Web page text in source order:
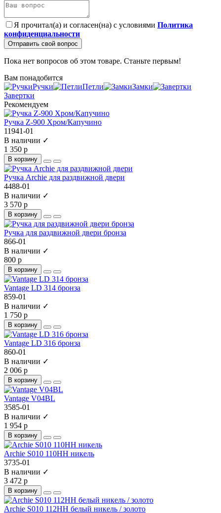
Я прочитал(а) и согласен(на) с условиями Политика
конфиденциальности
Отправить свой вопрос
Пока нет вопросов об этом товаре. Станьте первым!
Вам понадобится
Ручки
Петли
Замки
Завертки
Рекомендуем
Ручка Z-900 Хром/Капучино
11941-01
В наличии ✓
1 350 р
В корзину
Ручка Archie для раздвижной двери
4488-01
В наличии ✓
3 570 р
В корзину
Ручка для раздвижной двери бронза
866-01
В наличии ✓
800 р
В корзину
Vantage LD 314 бронза
859-01
В наличии ✓
1 750 р
В корзину
Vantage LD 316 бронза
860-01
В наличии ✓
2 006 р
В корзину
Vantage V04BL
3585-01
В наличии ✓
1 954 р
В корзину
Archie S010 110HH никель
3735-01
В наличии ✓
3 472 р
В корзину
Archie S010 112HH белый никель / золото